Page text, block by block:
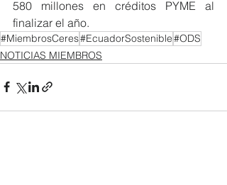
580 millones en créditos PYME al
finalizar el año.
#MiembrosCeres#EcuadorSostenible#ODS
NOTICIAS MIEMBROS